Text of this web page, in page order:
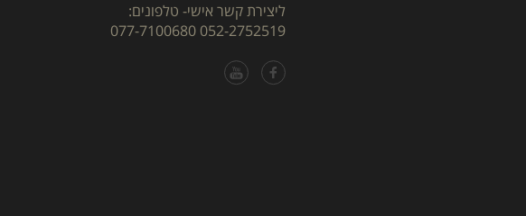
ליצירת קשר אישי- טלפונים:
052-2752519
077-7100680